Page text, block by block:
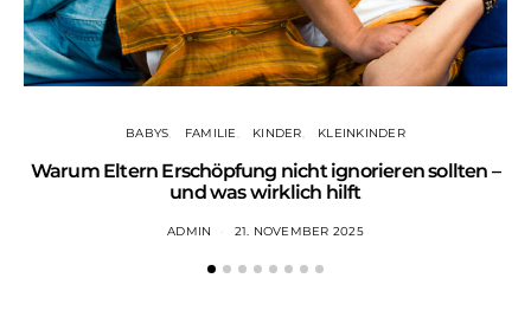
BABYS FAMILIE KINDER KLEINKINDER
Warum Eltern Erschöpfung nicht ignorieren sollten –
und was wirklich hilft
ADMIN 21. NOVEMBER 2025